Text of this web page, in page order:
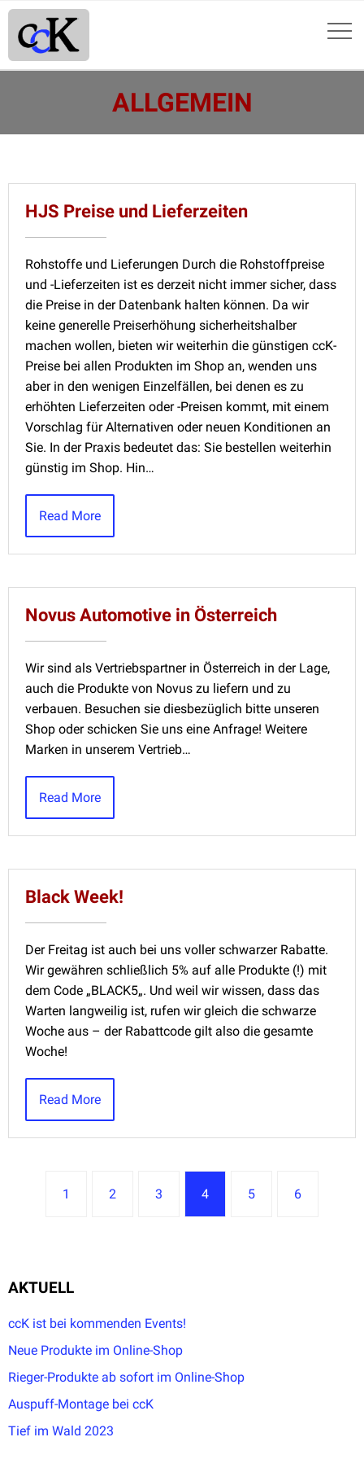
ALLGEMEIN
HJS Preise und Lieferzeiten
Rohstoffe und Lieferungen Durch die Rohstoffpreise
und -Lieferzeiten ist es derzeit nicht immer sicher, dass
die Preise in der Datenbank halten können. Da wir
keine generelle Preiserhöhung sicherheitshalber
machen wollen, bieten wir weiterhin die günstigen ccK-
Preise bei allen Produkten im Shop an, wenden uns
aber in den wenigen Einzelfällen, bei denen es zu
erhöhten Lieferzeiten oder -Preisen kommt, mit einem
Vorschlag für Alternativen oder neuen Konditionen an
Sie. In der Praxis bedeutet das: Sie bestellen weiterhin
günstig im Shop. Hin…
Read More
Novus Automotive in Österreich
Wir sind als Vertriebspartner in Österreich in der Lage,
auch die Produkte von Novus zu liefern und zu
verbauen. Besuchen sie diesbezüglich bitte unseren
Shop oder schicken Sie uns eine Anfrage! Weitere
Marken in unserem Vertrieb…
Read More
Black Week!
Der Freitag ist auch bei uns voller schwarzer Rabatte.
Wir gewähren schließlich 5% auf alle Produkte (!) mit
dem Code „BLACK5„. Und weil wir wissen, dass das
Warten langweilig ist, rufen wir gleich die schwarze
Woche aus – der Rabattcode gilt also die gesamte
Woche!
Read More
1 2 3 4 5 6
AKTUELL
ccK ist bei kommenden Events!
Neue Produkte im Online-Shop
Rieger-Produkte ab sofort im Online-Shop
Auspuff-Montage bei ccK
Tief im Wald 2023